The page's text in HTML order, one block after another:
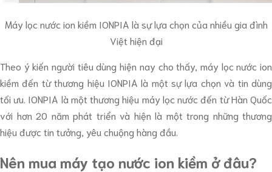
Máy lọc nước ion kiềm IONPIA là sự lựa chọn của nhiều gia đình
Việt hiện đại
Theo ý kiến người tiêu dùng hiện nay cho thấy, máy lọc nước ion
kiềm đến từ thương hiệu IONPIA là một sự lựa chọn và tin dùng
tối ưu. IONPIA là một thương hiệu máy lọc nước đến từ Hàn Quốc
với hơn 20 năm phát triển và hiện là một trong những thương
hiệu được tin tưởng, yêu chuộng hàng đầu.
Nên mua máy tạo nước ion kiềm ở đâu?